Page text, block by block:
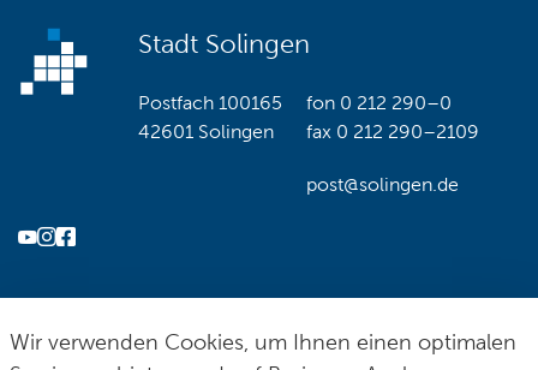
Stadt Solingen
Postfach 100165
42601 Solingen
fon 0 212 290–0
fax 0 212 290–2109
post@solingen.de
Wir verwenden Cookies, um Ihnen einen optimalen